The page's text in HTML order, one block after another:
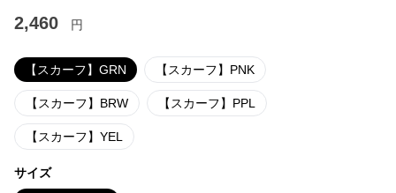
2,460 円
【スカーフ】GRN 【スカーフ】PNK
【スカーフ】BRW 【スカーフ】PPL
【スカーフ】YEL
サイズ